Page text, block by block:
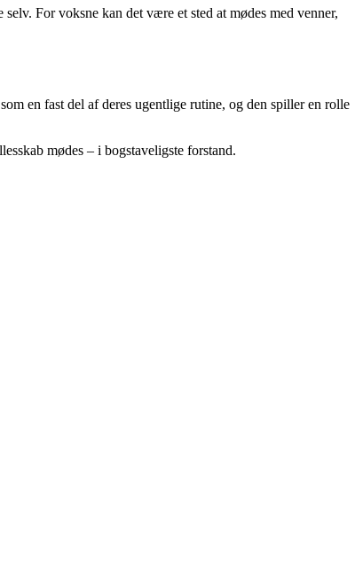
For voksne kan det være et sted at mødes med venner,
en fast del af deres ugentlige rutine, og den spiller en rolle
mødes – i bogstaveligste forstand.